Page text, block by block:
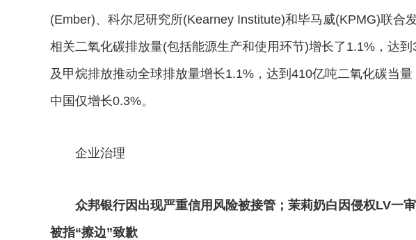
(Ember)、科尔尼研究所(Kearney Institute)和毕马威(KPMG)联合
相关二氧化碳排放量(包括能源生产和使用环节)增长了1.1%，达
及甲烷排放推动全球排放量增长1.1%，达到410亿吨二氧化碳当
中国仅增长0.3%。
企业治理
众邦银行因出现严重信用风险被接管；茉莉奶白因侵权LV一
被指“擦边”致歉